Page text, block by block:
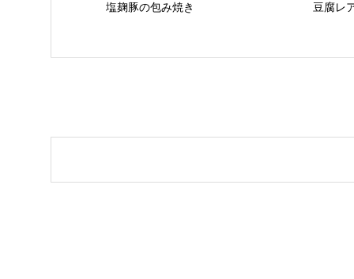
塩麹豚の包み焼き 豆腐レ